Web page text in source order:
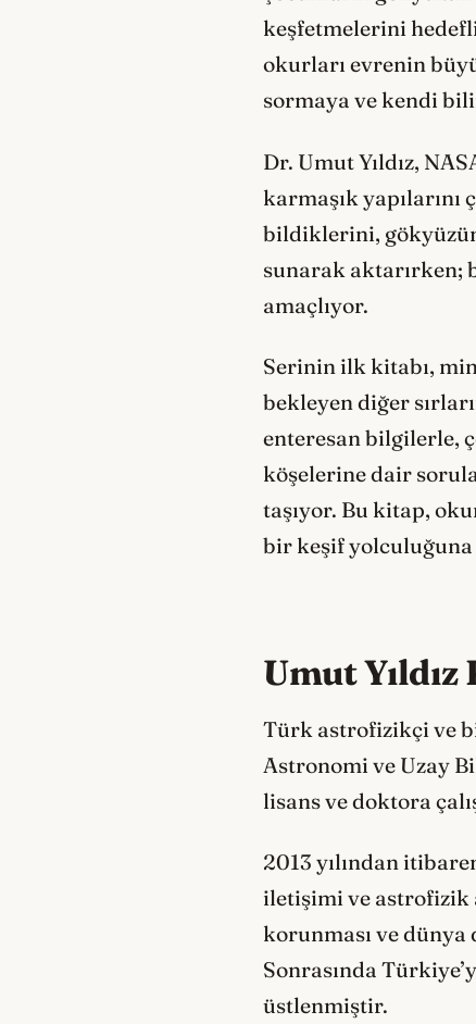
keşfetmelerini
okurları evrenin
sormaya ve kendi
Dr. Umut Yıldız,
karmaşık
bildiklerini,
sunarak aktarırken;
amaçlıyor.
Serinin ilk kitabı,
bekleyen diğer
enteresan bilgilerle,
köşelerine dair
taşıyor. Bu kitap,
bir keşif yolculuğuna
Umut
Türk astrofizikçi ve
Astronomi ve Uzay
lisans ve doktora
2013 yılından
iletişimi ve astrofizik
korunması ve dünya
Sonrasında
üstlenmiştir.